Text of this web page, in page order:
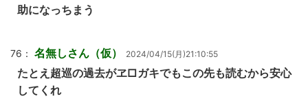
助になっちまう
76： 名無しさん（仮） 2024/04/15(月)21:10:55
たとえ超巡の過去がヱ□ガキでもこの先も読むから安心
してくれ